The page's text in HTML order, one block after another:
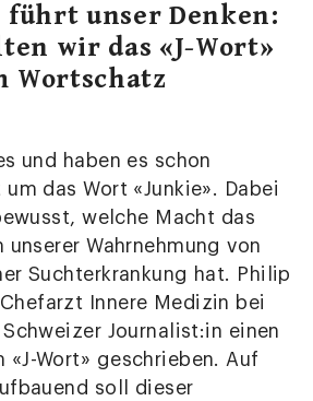
führt unser Denken:
wir das «J-Wort»
Wortschatz
und haben es schon
das Wort «Junkie». Dabei
welche Macht das
Wahrnehmung von
Suchterkrankung hat. Philip
Innere Medizin bei
Journalist:in einen
Wort» geschrieben. Auf
soll dieser